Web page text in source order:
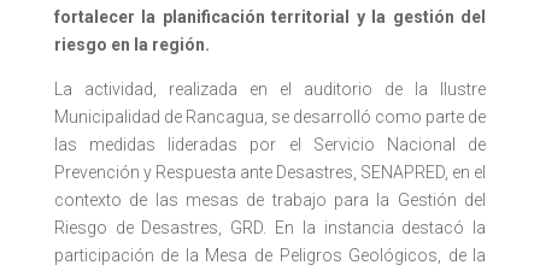
fortalecer la planificación territorial y la gestión del
riesgo en la región.
La actividad, realizada en el auditorio de la Ilustre
Municipalidad de Rancagua, se desarrolló como parte de
las medidas lideradas por el Servicio Nacional de
Prevención y Respuesta ante Desastres, SENAPRED, en el
contexto de las mesas de trabajo para la Gestión del
Riesgo de Desastres, GRD. En la instancia destacó la
participación de la Mesa de Peligros Geológicos, de la